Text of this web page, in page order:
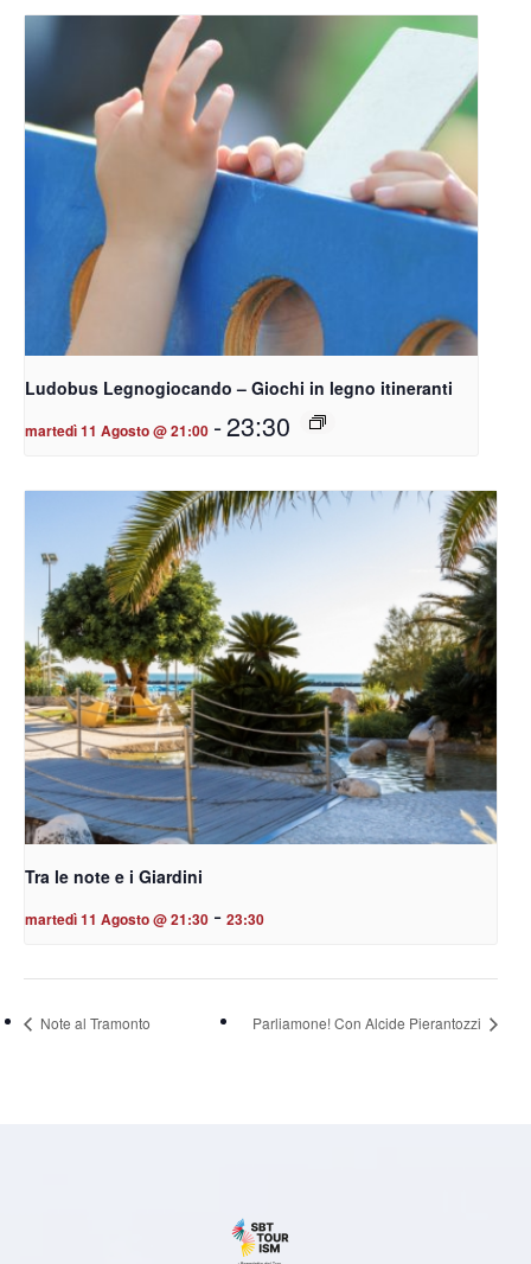
Ludobus Legnogiocando – Giochi in legno itineranti
martedì 11 Agosto @ 21:00 -23:30
Tra le note e i Giardini
martedì 11 Agosto @ 21:30 - 23:30
Note al Tramonto Parliamone! Con Alcide Pierantozzi